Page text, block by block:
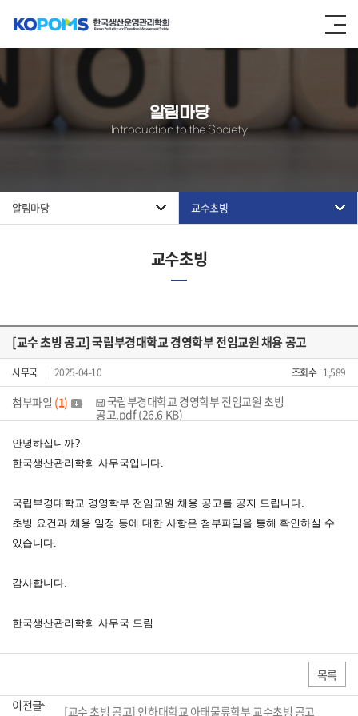
알림마당
Introduction to the Society
알림마당 교수초빙
교수초빙
[교수 초빙 공고] 국립부경대학교 경영학부 전임교원 채용 공고
사무국 2025-04-10 조회수 1,589
첨부파일 (1)
국립부경대학교 경영학부 전임교원 초빙
공고.pdf (26.6 KB)
안녕하십니까?
한국생산관리학회 사무국입니다.
국립부경대학교 경영학부 전임교원 채용 공고를 공지 드립니다.
초빙 요건과 채용 일정 등에 대한 사항은 첨부파일을 통해 확인하실 수
있습니다.
감사합니다.
한국생산관리학회 사무국 드림
목록
이전글
[교수 초빙 공고] 인하대학교 아태물류학부 교수초빙 공고